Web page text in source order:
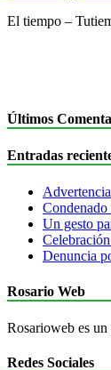
El tiempo –
Últimos
Entradas
Un gesto
Denuncia
Rosario Web
Rosarioweb es
Redes Sociales